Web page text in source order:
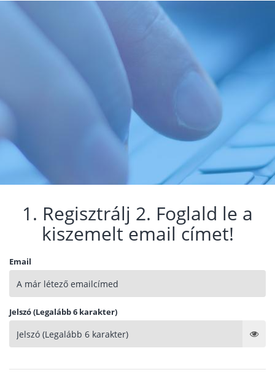
1. Regisztrálj 2. Foglald le a
kiszemelt email címet!
Email
Jelszó (Legalább 6 karakter)